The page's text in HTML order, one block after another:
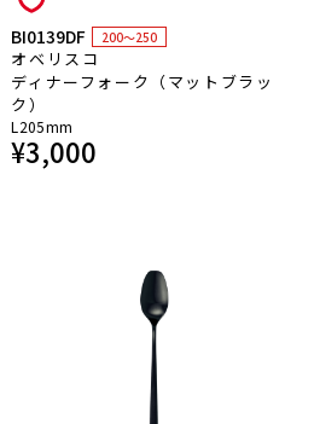
BI0139DF 200～250
オベリスコ
ディナーフォーク（マットブラッ
ク）
L205mm
¥3,000